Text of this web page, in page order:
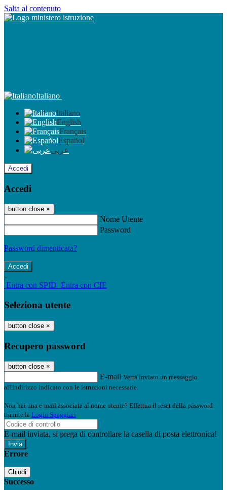
Salta al contenuto
Italiano
Italiano
English
Français
Español
عربى
Accedi
Accedi
button close ×
Nome Utente
Password
Password dimenticata?
-
Entra con SPID Entra con CIE
Seleziona utente
button close ×
Recupero password
button close ×
E-mail Verrà inviato un messaggio
all'indirizzo indicato con le istruzioni necessarie.
Non hai una e-mail associata al nome utente? Effettua il reset della password
tramite la Login Spaggiari
E-mail inviata, si prega di controllare la casella di posta elettronica!
Errore
Chiudi
Successo